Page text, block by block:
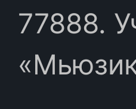
77888.